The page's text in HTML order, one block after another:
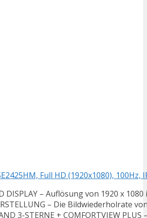
Full HD (1920x1080), 100Hz,
DISPLAY – Auflösung von 1920 x
– Die Bildwiederholrate
3-STERNE + COMFORTVIEW